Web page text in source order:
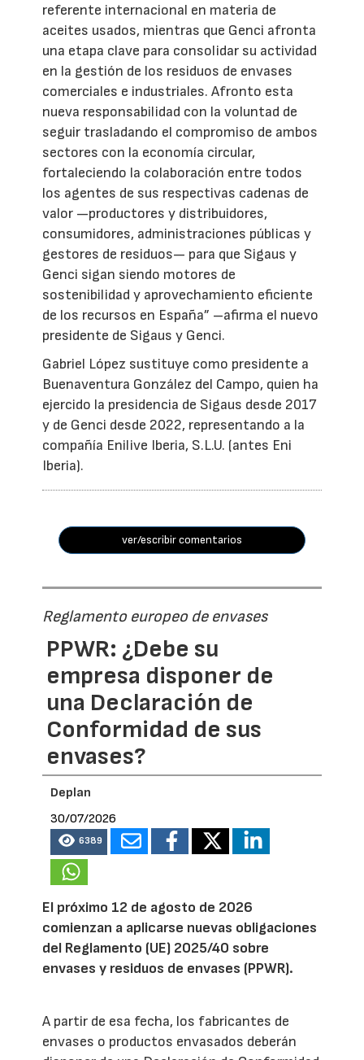
referente internacional en materia de
aceites usados, mientras que Genci afronta
una etapa clave para consolidar su actividad
en la gestión de los residuos de envases
comerciales e industriales. Afronto esta
nueva responsabilidad con la voluntad de
seguir trasladando el compromiso de ambos
sectores con la economía circular,
fortaleciendo la colaboración entre todos
los agentes de sus respectivas cadenas de
valor —productores y distribuidores,
consumidores, administraciones públicas y
gestores de residuos— para que Sigaus y
Genci sigan siendo motores de
sostenibilidad y aprovechamiento eficiente
de los recursos en España” –afirma el nuevo
presidente de Sigaus y Genci.
Gabriel López sustituye como presidente a
Buenaventura González del Campo, quien ha
ejercido la presidencia de Sigaus desde 2017
y de Genci desde 2022, representando a la
compañía Enilive Iberia, S.L.U. (antes Eni
Iberia).
ver/escribir comentarios
Reglamento europeo de envases
PPWR: ¿Debe su
empresa disponer de
una Declaración de
Conformidad de sus
envases?
Deplan
30/07/2026
6389
El próximo 12 de agosto de 2026
comienzan a aplicarse nuevas obligaciones
del Reglamento (UE) 2025/40 sobre
envases y residuos de envases (PPWR).
A partir de esa fecha, los fabricantes de
envases o productos envasados deberán